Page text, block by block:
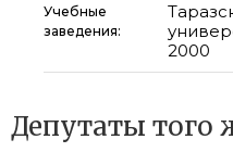
Учебные
заведения:
2000
Депутаты того